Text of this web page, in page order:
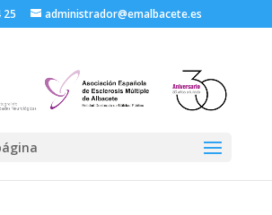
25 administrador@emalbacete.es